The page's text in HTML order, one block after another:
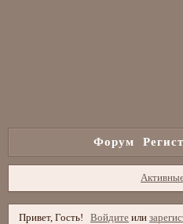
Форум
Привет, Гость! Войдите или